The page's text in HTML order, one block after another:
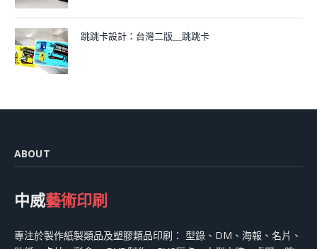
跳跳卡設計：台灣二版＿跳跳卡
ABOUT
中威藝術印刷
專注於製作紙製類品及塑膠類品印刷： 型錄、DM、海報、名片、